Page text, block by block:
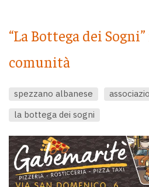
“La Bottega dei
comunità
spezzano albanese
la bottega dei sogni